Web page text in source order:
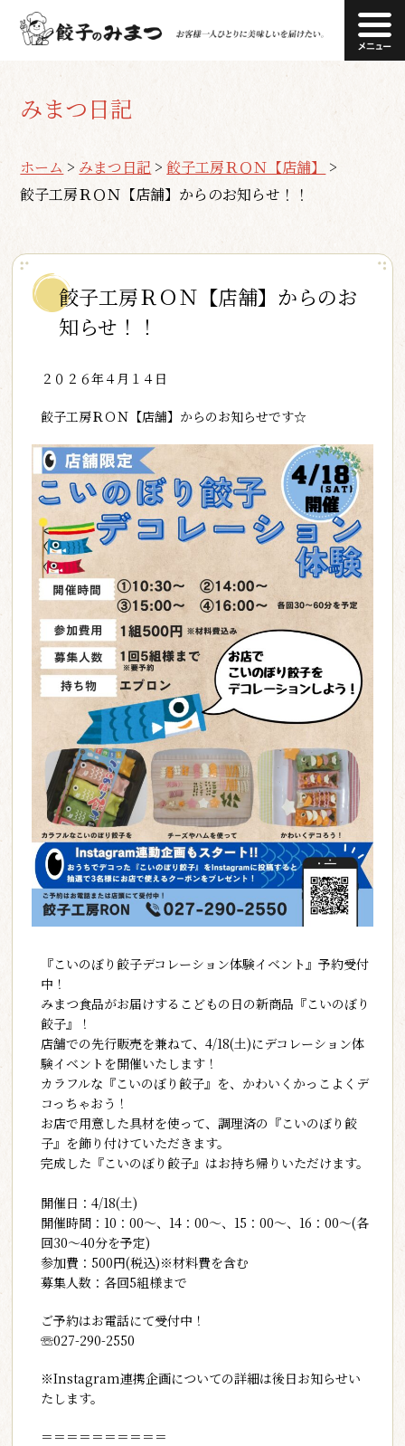
みまつ日記
ホーム > みまつ日記 >餃子工房ＲＯＮ【店舗】
>
餃子工房ＲＯＮ【店舗】からのお知らせ！！
餃子工房ＲＯＮ【店舗】からのお
知らせ！！
２０２６年４月１４日
餃子工房ＲＯＮ【店舗】からのお知らせです☆
『こいのぼり餃子デコレーション体験イベント』予約受付
中！
みまつ食品がお届けするこどもの日の新商品『こいのぼり
餃子』！
店舗での先行販売を兼ねて、4/18(土)にデコレーション体
験イベントを開催いたします！
カラフルな『こいのぼり餃子』を、かわいくかっこよくデ
コっちゃおう！
お店で用意した具材を使って、調理済の『こいのぼり餃
子』を飾り付けていただきます。
完成した『こいのぼり餃子』はお持ち帰りいただけます。
開催日：4/18(土)
開催時間：10：00～、14：00～、15：00～、16：00～(各
回30～40分を予定)
参加費：500円(税込)※材料費を含む
募集人数：各回5組様まで
ご予約はお電話にて受付中！
☏027-290-2550
※Instagram連携企画についての詳細は後日お知らせい
たします。
＝＝＝＝＝＝＝＝＝＝